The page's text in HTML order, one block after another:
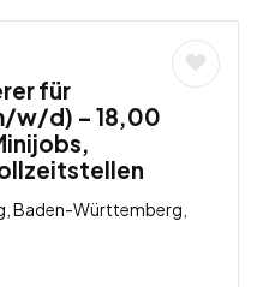
für
w/d) – 18,00
Baden-Württemberg,